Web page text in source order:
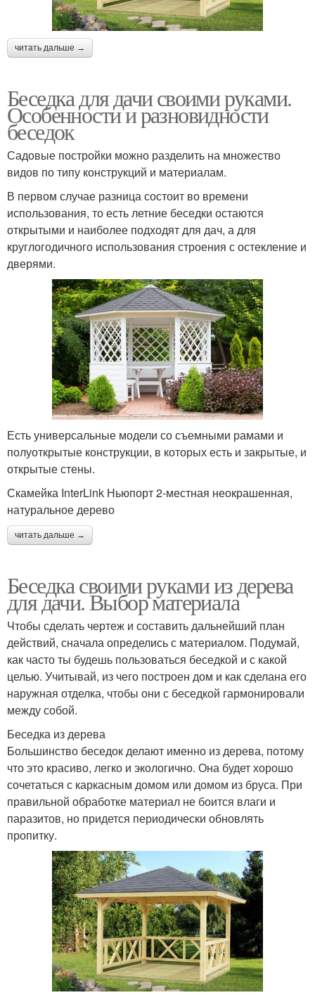
читать дальше →
Беседка для дачи своими руками.
Особенности и разновидности
беседок
Садовые постройки можно разделить на множество
видов по типу конструкций и материалам.
В первом случае разница состоит во времени
использования, то есть летние беседки остаются
открытыми и наиболее подходят для дач, а для
круглогодичного использования строения с остекление и
дверями.
Есть универсальные модели со съемными рамами и
полуоткрытые конструкции, в которых есть и закрытые, и
открытые стены.
Скамейка InterLink Ньюпорт 2-местная неокрашенная,
натуральное дерево
читать дальше →
Беседка своими руками из дерева
для дачи. Выбор материала
Чтобы сделать чертеж и составить дальнейший план
действий, сначала определись с материалом. Подумай,
как часто ты будешь пользоваться беседкой и с какой
целью. Учитывай, из чего построен дом и как сделана его
наружная отделка, чтобы они с беседкой гармонировали
между собой.
Беседка из дерева
Большинство беседок делают именно из дерева, потому
что это красиво, легко и экологично. Она будет хорошо
сочетаться с каркасным домом или домом из бруса. При
правильной обработке материал не боится влаги и
паразитов, но придется периодически обновлять
пропитку.